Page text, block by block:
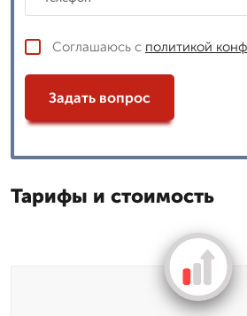
Соглашаюсь с политикой
Задать вопрос
Тарифы и стоимость